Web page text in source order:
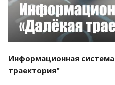
Информационная
траектория"